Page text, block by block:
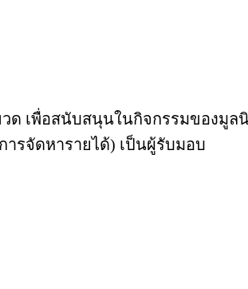
เพื่อสนับสนุนในกิจกรรมของมูล
รจัดหารายได้) เป็นผู้รับมอบ